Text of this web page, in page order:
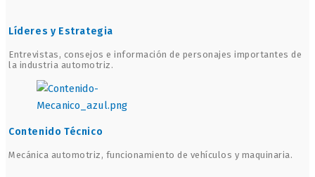
Líderes y Estrategia
Entrevistas, consejos e información de personajes importantes de
la industria automotriz.
Contenido Técnico
Mecánica automotriz, funcionamiento de vehículos y maquinaria.